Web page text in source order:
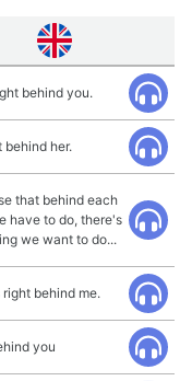
behind you.
behind her.
that behind each
have to do, there's
we want to do...
right behind me.
you